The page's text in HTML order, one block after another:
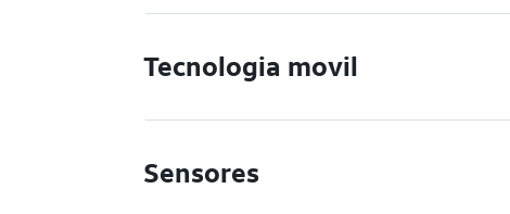
Tecnologia movil
Sensores